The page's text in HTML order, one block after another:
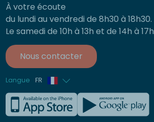
À votre écoute
du lundi au vendredi de 8h30 à 18h30.
Le samedi de 10h à 13h et de 14h à 17h
Nous contacter
Langue FR
Anglais
Allemand